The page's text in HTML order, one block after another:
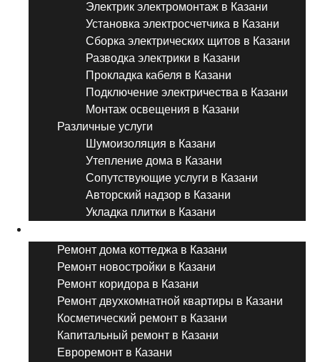
Электрик электромонтаж в Казани
Установка электросчетчика в Казани
Сборка электрических щитов в Казани
Разводка электрики в Казани
Прокладка кабеля в Казани
Подключение электричества в Казани
Монтаж освещения в Казани
Различные услуги
Шумоизоляция в Казани
Утепление дома в Казани
Сопутствующие услуги в Казани
Авторский надзор в Казани
Укладка плитки в Казани
Ремонт дома коттеджа в Казани
Ремонт новостройки в Казани
Ремонт коридора в Казани
Ремонт двухкомнатной квартиры в Казани
Косметический ремонт в Казани
Капитальный ремонт в Казани
Евроремонт в Казани